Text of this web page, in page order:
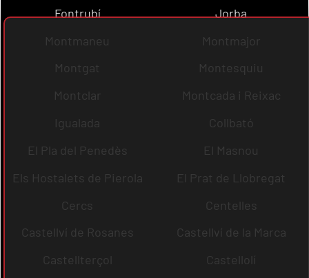
Fontrubí
Jorba
Montmaneu
Montmajor
Montgat
Montesquiu
Montclar
Montcada i Reixac
Igualada
Collbató
El Pla del Penedès
El Masnou
Els Hostalets de Pierola
El Prat de Llobregat
Cercs
Centelles
Castellví de Rosanes
Castellví de la Marca
Castellterçol
Castellolí